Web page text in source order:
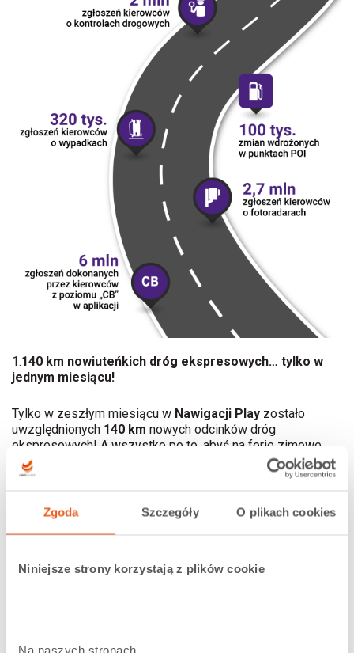
Zgoda Szczegóły O plikach cookies
Niniejsze strony korzystają z plików cookie
Na naszych stronach
1.140 km nowiuteńkich dróg ekspresowych… tylko w
jednym miesiącu!
Tylko w zeszłym miesiącu w Nawigacji Play zostało
uwzględnionych 140 km nowych odcinków dróg
ekspresowych! A wszystko po to, abyś na ferie zimowe
mógł dotrzeć jeszcze szybciej. W końcu nikt z nas nie
chciałby, po spędzeniu w aucie 5 godzin, dowiedzieć się, że
ekspresowej, która umożliwia skrócenie podróży o blisko
ich blisko33 tys.!